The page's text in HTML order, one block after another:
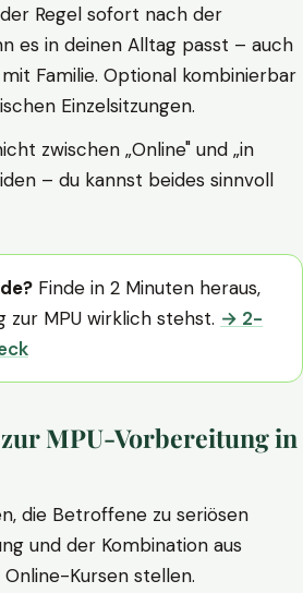
Regel sofort nach der
es in deinen Alltag passt – auch
Familie. Optional kombinierbar
Einzelsitzungen.
zwischen „Online" und „in
– du kannst beides sinnvoll
Finde in 2 Minuten heraus,
zur MPU wirklich stehst. → 2-
MPU-Vorbereitung in
die Betroffene zu seriösen
und der Kombination aus
Kursen stellen.